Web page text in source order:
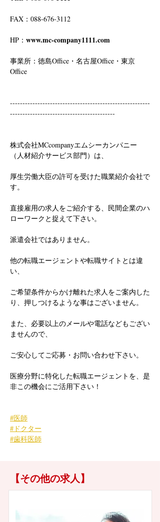
FAX：088-676-3112
HP： www.mc-company1111.com
事業所：徳島Office・名古屋Office・東京
Office
--------------------------------------------------------
------------------------------------------
株式会社MCcompanyエムシーカンパニー
（人材紹介サービス部門）は、
厚生労働大臣の許可を受けた職業紹介会社で
す。
直接雇用の求人をご紹介する、民間企業のハ
ローワークと捉えて下さい。
派遣会社ではありません。
他の転職エージェントや転職サイトとは違
い、
ご希望条件からかけ離れた求人をご案内した
り、押しつけるような事はございません。
また、必要以上のメールや電話などもござい
ませんので、
ご安心してご応募・お問い合わせ下さい。
医療分野に特化した転職エージェントを、是
非この機会にご活用下さい！
#医師
#ドクター
#歯科医師
【その他の求人】
徳島県徳島市